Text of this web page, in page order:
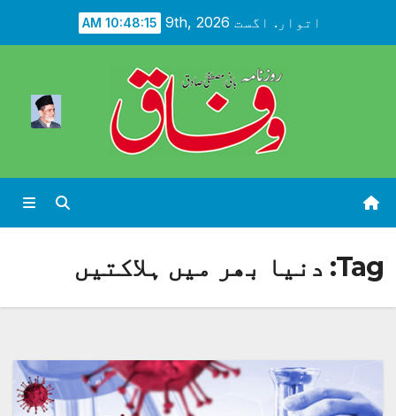
اتوار. اگست 9th, 2026 10:48:17 AM
Tag: دنیا بھر میں ہلاکتیں